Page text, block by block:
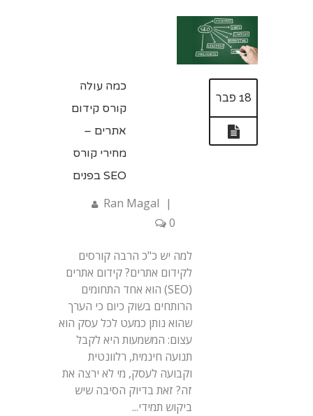
18 פבר
כמה עולה
קורס קידום
אתרים –
מחירי קורס
SEO בפנים
Ran Magal |
0
למה יש כ"כ הרבה קורסים
לקידום אתרים? קידום אתרים
(SEO) הוא אחד התחומים
הרותחים בשוק כיום כי הערך
שהוא נותן כמעט לכל עסק הוא
עצום: המשמעות היא לקבל
תנועה חינמית, רלוונטית
וקבועה לעסק, מי לא ירצה את
זה? זאת בדיוק הסיבה שיש
ביקוש תמידי...